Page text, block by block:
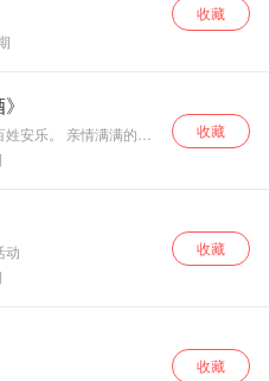
收藏
安乐。 亲情满满的请
是热情，饮下的是乡
装在碗里，温暖每一个
收藏
动
收藏
收藏